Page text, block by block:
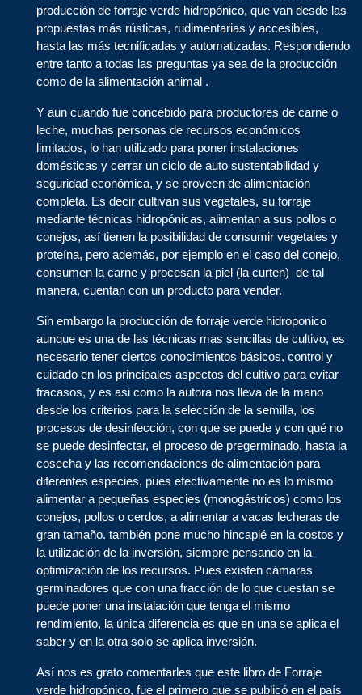
producción de forraje verde hidropónico, que van desde las
propuestas más rústicas, rudimentarias y accesibles,
hasta las más tecnificadas y automatizadas. Respondiendo
entre tanto a todas las preguntas ya sea de la producción
como de la alimentación animal .
Y aun cuando fue concebido para productores de carne o
leche, muchas personas de recursos económicos
limitados, lo han utilizado para poner instalaciones
domésticas y cerrar un ciclo de auto sustentabilidad y
seguridad económica, y se proveen de alimentación
completa. Es decir cultivan sus vegetales, su forraje
mediante técnicas hidropónicas, alimentan a sus pollos o
conejos, así tienen la posibilidad de consumir vegetales y
proteína, pero además, por ejemplo en el caso del conejo,
consumen la carne y procesan la piel (la curten) de tal
manera, cuentan con un producto para vender.
Sin embargo la producción de forraje verde hidroponico
aunque es una de las técnicas mas sencillas de cultivo, es
necesario tener ciertos conocimientos básicos, control y
cuidado en los principales aspectos del cultivo para evitar
fracasos, y es asi como la autora nos lleva de la mano
desde los criterios para la selección de la semilla, los
procesos de desinfección, con que se puede y con qué no
se puede desinfectar, el proceso de pregerminado, hasta la
cosecha y las recomendaciones de alimentación para
diferentes especies, pues efectivamente no es lo mismo
alimentar a pequeñas especies (monogástricos) como los
conejos, pollos o cerdos, a alimentar a vacas lecheras de
gran tamaño. también pone mucho hincapié en la costos y
la utilización de la inversión, siempre pensando en la
optimización de los recursos. Pues existen cámaras
germinadores que con una fracción de lo que cuestan se
puede poner una instalación que tenga el mismo
rendimiento, la única diferencia es que en una se aplica el
saber y en la otra solo se aplica inversión.
Así nos es grato comentarles que este libro de Forraje
verde hidropónico, fue el primero que se publicó en el país